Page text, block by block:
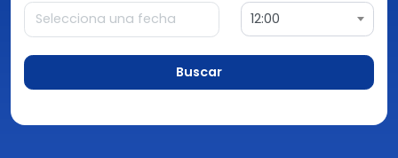
12:00
Buscar